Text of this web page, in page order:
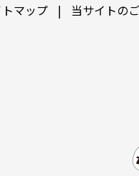
マップ | 当サイトの